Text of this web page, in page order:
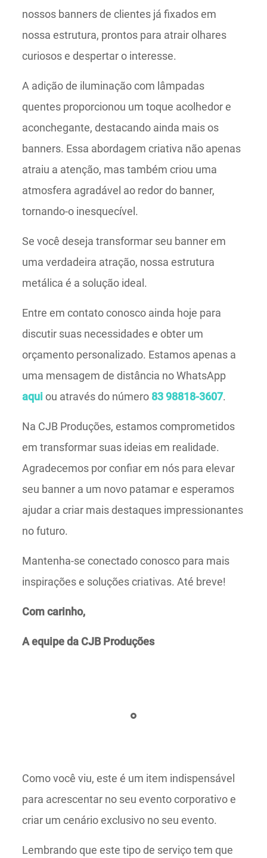
nossos banners de clientes já fixados em
nossa estrutura, prontos para atrair olhares
curiosos e despertar o interesse.
A adição de iluminação com lâmpadas
quentes proporcionou um toque acolhedor e
aconchegante, destacando ainda mais os
banners. Essa abordagem criativa não apenas
atraiu a atenção, mas também criou uma
atmosfera agradável ao redor do banner,
tornando-o inesquecível.
Se você deseja transformar seu banner em
uma verdadeira atração, nossa estrutura
metálica é a solução ideal.
Entre em contato conosco ainda hoje para
discutir suas necessidades e obter um
orçamento personalizado. Estamos apenas a
uma mensagem de distância no WhatsApp
aquiou através do número 83 98818-3607.
Na CJB Produções, estamos comprometidos
em transformar suas ideias em realidade.
Agradecemos por confiar em nós para elevar
seu banner a um novo patamar e esperamos
ajudar a criar mais destaques impressionantes
no futuro.
Mantenha-se conectado conosco para mais
inspirações e soluções criativas. Até breve!
Com carinho,
A equipe da CJB Produções
Como você viu, este é um item indispensável
para acrescentar no seu evento corporativo e
criar um cenário exclusivo no seu evento.
Lembrando que este tipo de serviço tem que